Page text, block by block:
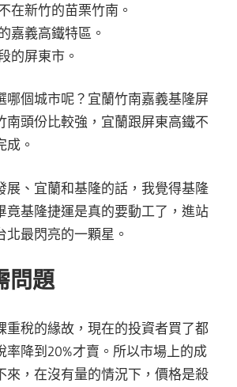
在新竹的苗栗竹南。
嘉義高鐵特區。
的屏東市。
哪個城市呢？宜蘭竹南嘉義基隆屏
南頭份比較強，宜蘭跟屏東高鐵不
成。
展、宜蘭和基隆的話，我覺得基隆
竟基隆捷運是真的要動工了，進站
北最閃亮的一顆星。
問題
重稅的緣故，現在的投資者買了都
率降到20%才賣。所以市場上的成
來，在沒有量的情況下，價格是殺